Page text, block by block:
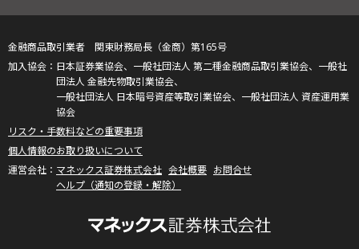
金融商品取引業者 関東財務局長（金商）第165号
日本証券業協会、一般社団法人 第二種金融商品取引業協会、一般社
団法人 金融先物取引業協会、
一般社団法人 日本暗号資産等取引業協会、一般社団法人 資産運用業
協会
リスク・手数料などの重要事項
個人情報のお取り扱いについて
マネックス証券株式会社 会社概要 お問合せ
ヘルプ（通知の登録・解除）